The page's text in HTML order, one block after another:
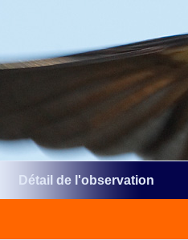
Détail de l'observation